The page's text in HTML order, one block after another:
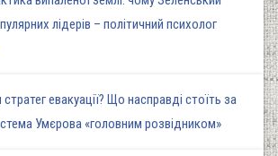
лідерів – політичний психолог
стратег евакуації? Що насправді стоїть за
Умєрова «головним розвідником»